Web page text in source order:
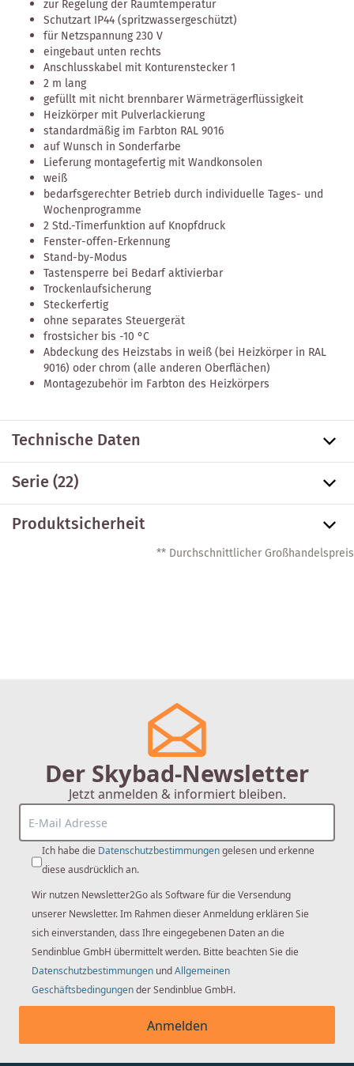
zur Regelung der Raumtemperatur
Schutzart IP44 (spritzwassergeschützt)
für Netzspannung 230 V
eingebaut unten rechts
Anschlusskabel mit Konturenstecker 1
2 m lang
gefüllt mit nicht brennbarer Wärmeträgerflüssigkeit
Heizkörper mit Pulverlackierung
standardmäßig im Farbton RAL 9016
auf Wunsch in Sonderfarbe
Lieferung montagefertig mit Wandkonsolen
weiß
bedarfsgerechter Betrieb durch individuelle Tages- und
Wochenprogramme
2 Std.-Timerfunktion auf Knopfdruck
Fenster-offen-Erkennung
Stand-by-Modus
Tastensperre bei Bedarf aktivierbar
Trockenlaufsicherung
Steckerfertig
ohne separates Steuergerät
frostsicher bis -10 °C
Abdeckung des Heizstabs in weiß (bei Heizkörper in RAL
9016) oder chrom (alle anderen Oberflächen)
Montagezubehör im Farbton des Heizkörpers
Technische Daten
Serie(22)
Produktsicherheit
** Durchschnittlicher Großhandelspreis
Der Skybad-Newsletter
Jetzt anmelden & informiert bleiben.
Ich habe die Datenschutzbestimmungengelesen und erkenne
diese ausdrücklich an.
Wir nutzen Newsletter2Go als Software für die Versendung
unserer Newsletter. Im Rahmen dieser Anmeldung erklären Sie
sich einverstanden, dass Ihre eingegebenen Daten an die
Sendinblue GmbH übermittelt werden. Bitte beachten Sie die
Datenschutzbestimmungen undAllgemeinen
Geschäftsbedingungender Sendinblue GmbH.
Anmelden